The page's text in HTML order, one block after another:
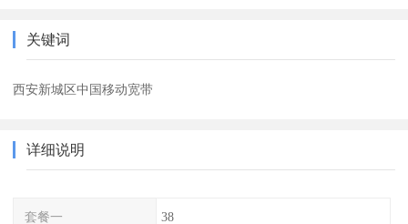
关键词
西安新城区中国移动宽带
详细说明
套餐一 38